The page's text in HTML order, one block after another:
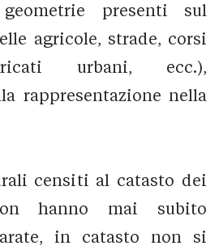
presenti sul
agricole, strade, corsi
urbani, ecc.),
rappresentazione nella
censiti al catasto dei
hanno mai subito
in catasto non si